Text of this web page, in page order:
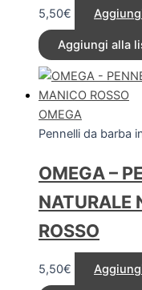
5,50€
Aggiungi alla
OMEGA
Pennelli da barba
OMEGA –
NATURALE
ROSSO
5,50€